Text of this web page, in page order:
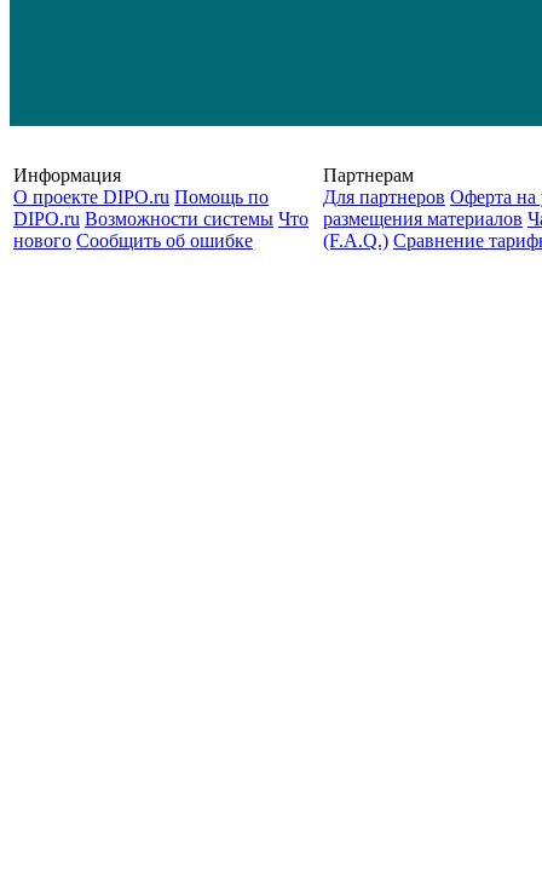
Информация
О проекте DIPO.ru Помощь по
DIPO.ru Возможности системы Что
нового Сообщить об ошибке
Партнерам
Для партнеров Оферта на
размещения материалов
(F.A.Q.) Cравнение